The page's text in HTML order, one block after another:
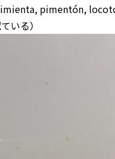
pimentón,
いる）